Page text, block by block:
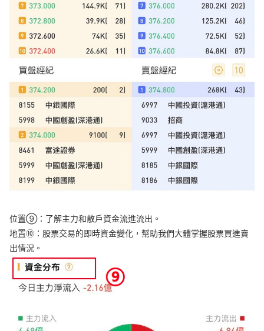
位置⑨：了解主力和散戶資金流進流出。
地置⑩：股票交易的即時資金變化，幫助我們大體掌握股票買進賣
出情況。